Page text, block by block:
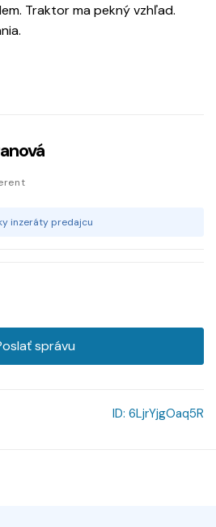
Traktor ma pekný vzhľad.
inzeráty predajcu
správu
ID: 6LjrYjgOaq5R